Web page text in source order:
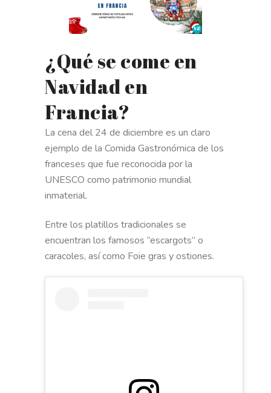
¿Qué se come en
Navidad en
Francia?
La cena del 24 de diciembre es un claro
ejemplo de la Comida Gastronómica de los
franceses que fue reconocida por la
UNESCO como patrimonio mundial
inmaterial.
Entre los platillos tradicionales se
encuentran los famosos “escargots” o
caracoles, así como Foie gras y ostiones.